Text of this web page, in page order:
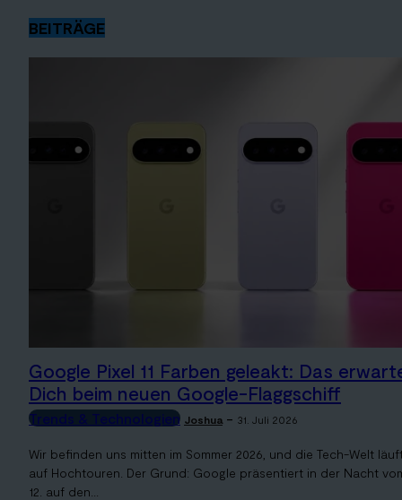
BEITRÄGE
Google Pixel 11 Farben geleakt: Das
Dich beim neuen Google-Flaggschiff
Trends & Technologien Joshua - 31. Juli 2026
Wir befinden uns mitten im Sommer 2026, und die Tech-Welt
auf Hochtouren. Der Grund: Google präsentiert in der Nacht
12. auf den...